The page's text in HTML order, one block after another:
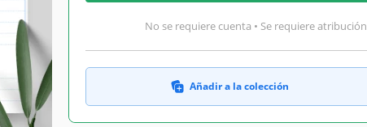
No se requiere cuenta • Se requiere atribución
Añadir a la colección